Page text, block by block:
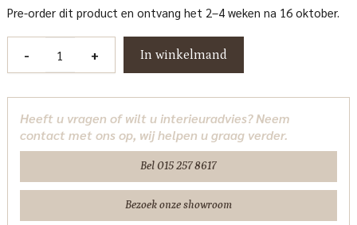
Pre-order dit product en ontvang het 2–4 weken na 16 oktober.
-
Opbergkast
100
cm
Tower
aantal
+ In winkelmand
Heeft u vragen of wilt u interieuradvies? Neem
contact met ons op, wij helpen u graag verder.
Bel 015 257 8617
Bezoek onze showroom